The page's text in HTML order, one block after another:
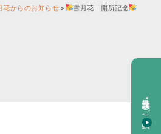
花からのお知らせ > 雪月花 開所記念
施設見学・ご相談